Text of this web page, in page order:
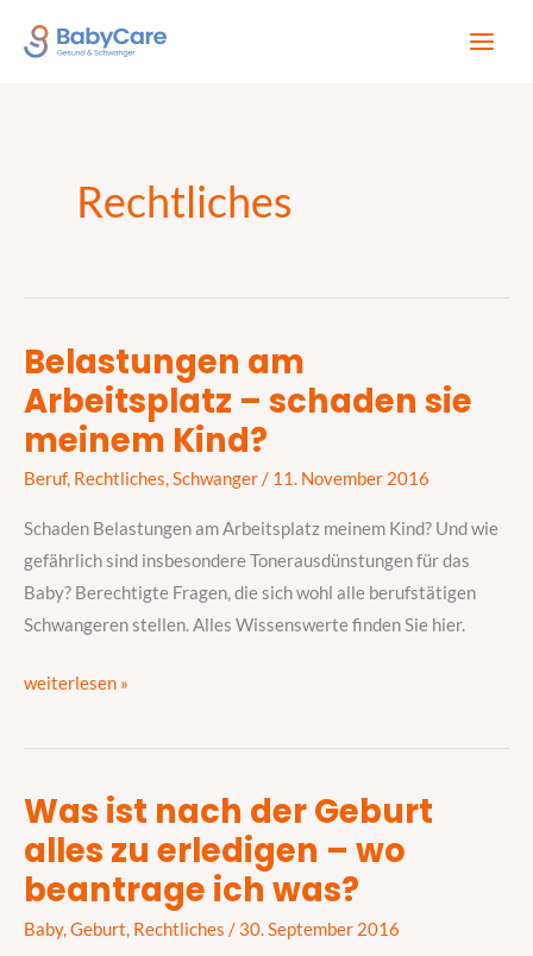
Inhalt
Rechtliches
Belastungen am
Arbeitsplatz – schaden sie
meinem Kind?
Beruf, Rechtliches,Schwanger/ 11. November 2016
Schaden Belastungen am Arbeitsplatz meinem Kind? Und wie
gefährlich sind insbesondere Tonerausdünstungen für das
Baby? Berechtigte Fragen, die sich wohl alle berufstätigen
Schwangeren stellen. Alles Wissenswerte finden Sie hier.
Belastungen
am
Arbeitsplatz
–
schaden
sie
meinem
Kind?
weiterlesen »
Was ist nach der Geburt
alles zu erledigen – wo
beantrage ich was?
Baby,Geburt, Rechtliches / 30. September 2016
Was
ist
der
Geburt